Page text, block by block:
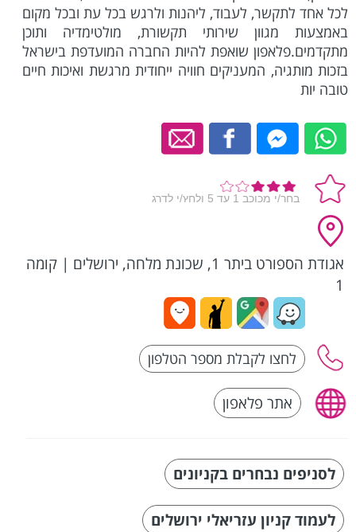
לכל אחד לתקשר, לעבוד, ליהנות ולרגש בכל עת ובכל מקום
באמצעות מגוון שירותי תקשורת, מולטימדיה ותוכן
מתקדמים.פלאפון שואפת להיות החברה המועדפת בישראל
בזכות מותגיה, המעניקים חוויה ייחודית מרגשת ואיכות חיים
טובה יות
אגודת הספורט ביתר 1, שכונת מלחה, ירושלים | קומה
1
אתר פלאפון
לסניפים נבחרים בקניונים
לעמוד קניון עזריאלי ירושלים